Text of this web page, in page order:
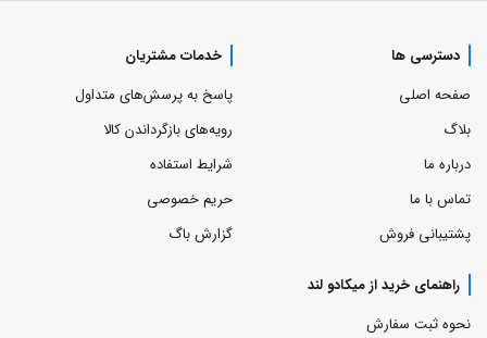
دسترسی ها
صفحه اصلی
بلاگ
درباره ما
تماس با ما
پشتیبانی فروش
خدمات مشتریان
پاسخ به پرسش‌های متداول
رویه‌های بازگرداندن کالا
شرایط استفاده
حریم خصوصی
گزارش باگ
راهنمای خرید از میکادو لند
نحوه ثبت سفارش